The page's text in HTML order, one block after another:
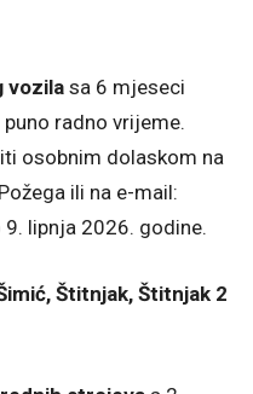
vozila sa 6 mjeseci
radno vrijeme.
osobnim dolaskom na
ili na e-mail:
9. lipnja 2026. godine.
Štitnjak, Štitnjak 2